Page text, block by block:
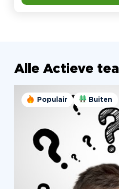
Alle Actieve
Populair Buiten